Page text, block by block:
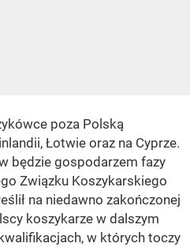
poza Polską
Łotwie oraz na Cyprze.
będzie gospodarzem fazy
Związku Koszykarskiego
na niedawno zakończonej
koszykarze w dalszym
w których toczy